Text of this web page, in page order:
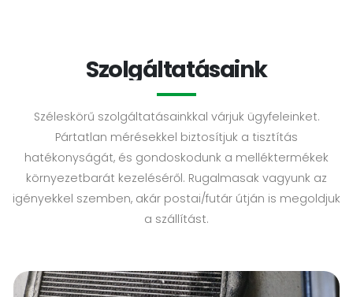
Szolgáltatásaink
Széleskörű szolgáltatásainkkal várjuk ügyfeleinket.
Pártatlan mérésekkel biztosítjuk a tisztítás
hatékonyságát, és gondoskodunk a melléktermékek
környezetbarát kezeléséről. Rugalmasak vagyunk az
igényekkel szemben, akár postai/futár útján is megoldjuk
a szállítást.